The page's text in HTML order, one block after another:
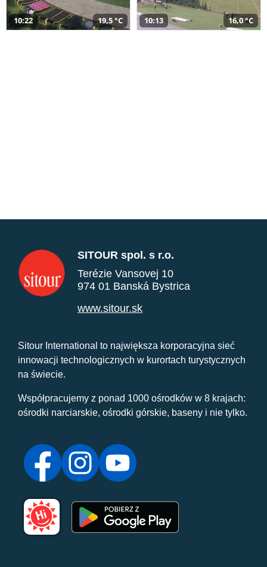
10:22 19,5 °C 10:13 16,0 °C
SITOUR spol. s r.o.
Terézie Vansovej 10
974 01 Banská Bystrica
www.sitour.sk
Sitour International to największa korporacyjna sieć
innowacji technologicznych w kurortach turystycznych
na świecie.
Współpracujemy z ponad 1000 ośrodków w 8 krajach:
ośrodki narciarskie, ośrodki górskie, baseny i nie tylko.